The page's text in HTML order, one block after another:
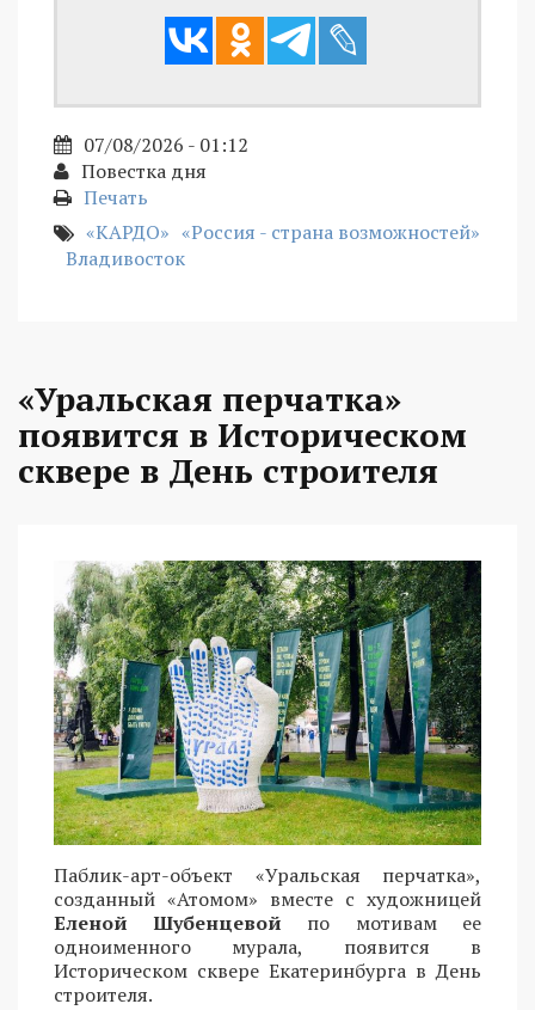
07/08/2026 - 01:12
Повестка дня
Печать
«КАРДО» «Россия - страна возможностей»
Владивосток
«Уральская перчатка»
появится в Историческом
сквере в День строителя
Паблик-арт-объект «Уральская перчатка»,
созданный «Атомом» вместе с художницей
Еленой Шубенцевой по мотивам ее
одноименного мурала, появится в
Историческом сквере Екатеринбурга в День
строителя.